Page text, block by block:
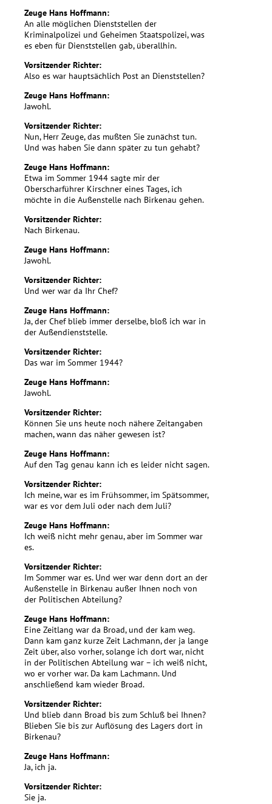
Zeuge Hans Hoffmann:
An alle möglichen Dienststellen der
Kriminalpolizei und Geheimen Staatspolizei, was
es eben für Dienststellen gab, überallhin.
Vorsitzender Richter:
Also es war hauptsächlich Post an Dienststellen?
Zeuge Hans Hoffmann:
Jawohl.
Vorsitzender Richter:
Nun, Herr Zeuge, das mußten Sie zunächst tun.
Und was haben Sie dann später zu tun gehabt?
Zeuge Hans Hoffmann:
Etwa im Sommer 1944 sagte mir der
Oberscharführer Kirschner eines Tages, ich
möchte in die Außenstelle nach Birkenau gehen.
Vorsitzender Richter:
Nach Birkenau.
Zeuge Hans Hoffmann:
Jawohl.
Vorsitzender Richter:
Und wer war da Ihr Chef?
Zeuge Hans Hoffmann:
Ja, der Chef blieb immer derselbe, bloß ich war in
der Außendienststelle.
Vorsitzender Richter:
Das war im Sommer 1944?
Zeuge Hans Hoffmann:
Jawohl.
Vorsitzender Richter:
Können Sie uns heute noch nähere Zeitangaben
machen, wann das näher gewesen ist?
Zeuge Hans Hoffmann:
Auf den Tag genau kann ich es leider nicht sagen.
Vorsitzender Richter:
Ich meine, war es im Frühsommer, im Spätsommer,
war es vor dem Juli oder nach dem Juli?
Zeuge Hans Hoffmann:
Ich weiß nicht mehr genau, aber im Sommer war
es.
Vorsitzender Richter:
Im Sommer war es. Und wer war denn dort an der
Außenstelle in Birkenau außer Ihnen noch von
der Politischen Abteilung?
Zeuge Hans Hoffmann:
Eine Zeitlang war da Broad, und der kam weg.
Dann kam ganz kurze Zeit Lachmann, der ja lange
Zeit über, also vorher, solange ich dort war, nicht
in der Politischen Abteilung war – ich weiß nicht,
wo er vorher war. Da kam Lachmann. Und
anschließend kam wieder Broad.
Vorsitzender Richter:
Und blieb dann Broad bis zum Schluß bei Ihnen?
Blieben Sie bis zur Auflösung des Lagers dort in
Birkenau?
Zeuge Hans Hoffmann:
Ja, ich ja.
Vorsitzender Richter:
Sie ja.